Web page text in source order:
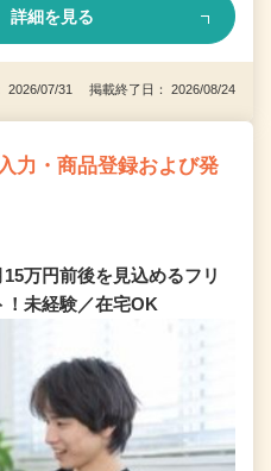
詳細を見る
2026/07/31 掲載終了日： 2026/08/24
力・商品登録および発
万円前後を見込めるフリ
！未経験／在宅OK